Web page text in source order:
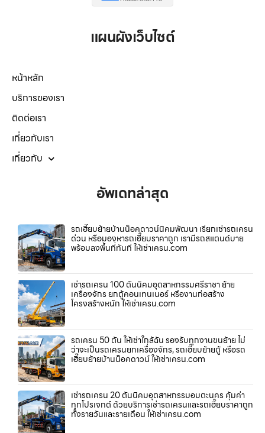
แผนผังเว็บไซต์
หน้าหลัก
บริการของเรา
ติดต่อเรา
เกี่ยวกับเรา
เกี่ยวกับ
อัพเดทล่าสุด
รถเฮี๊ยบย้ายบ้านน็อคดาวน์นิคมพัฒนา เรียกเช่ารถเครน
ด่วน หรือมองหารถเฮี๊ยบราคาถูก เรามีรถสแตนด์บาย
พร้อมลงพื้นที่ทันที ให้เช่าเครน.com
เช่ารถเครน 100 ตันนิคมอุตสาหกรรมศรีราชา ย้าย
เครื่องจักร ยกตู้คอนเทนเนอร์ หรืองานก่อสร้าง
โครงสร้างหนัก ให้เช่าเครน.com
รถเครน 50 ตัน ให้เช่าใกล้ฉัน รองรับทุกงานขนย้าย ไม่
ว่าจะเป็นรถเครนยกเครื่องจักร, รถเฮี๊ยบย้ายตู้ หรือรถ
เฮี๊ยบย้ายบ้านน็อคดาวน์ ให้เช่าเครน.com
เช่ารถเครน 20 ตันนิคมอุตสาหกรรมอมตะนคร คุ้มค่า
ทุกโปรเจกต์ ด้วยบริการเช่ารถเครนและรถเฮี๊ยบราคาถูก
ทั้งรายวันและรายเดือน ให้เช่าเครน.com